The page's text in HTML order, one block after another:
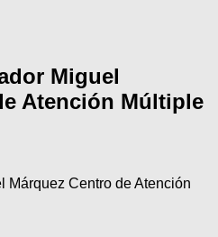
Miguel
Atención Múltiple
Márquez Centro de Atención